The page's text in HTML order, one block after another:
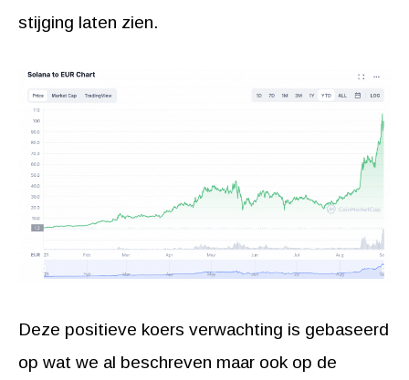
stijging laten zien.
Deze positieve koers verwachting is gebaseerd
op wat we al beschreven maar ook op de